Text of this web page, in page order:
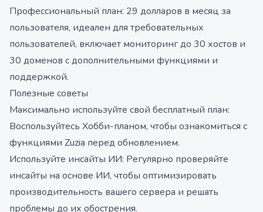
Профессиональный план: 29 долларов в месяц за
пользователя, идеален для требовательных
пользователей, включает мониторинг до 30 хостов и
30 доменов с дополнительными функциями и
поддержкой.
Полезные советы
Максимально используйте свой бесплатный план:
Воспользуйтесь Хобби-планом, чтобы ознакомиться с
функциями Zuzia перед обновлением.
Используйте инсайты ИИ: Регулярно проверяйте
инсайты на основе ИИ, чтобы оптимизировать
производительность вашего сервера и решать
проблемы до их обострения.